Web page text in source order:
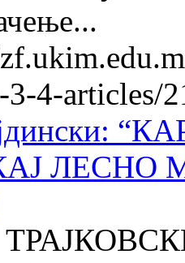
3-4-articles/
ЛЕСНО